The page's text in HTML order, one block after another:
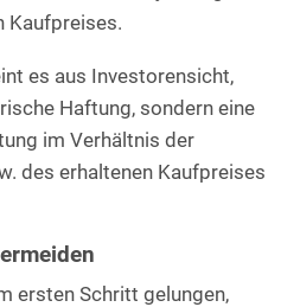
Kaufpreises.
es aus Investorensicht,
Haftung, sondern eine
im Verhältnis der
des erhaltenen Kaufpreises
ersten Schritt gelungen,